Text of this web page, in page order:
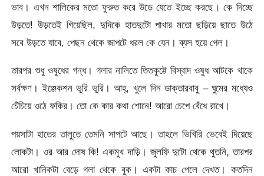
ভাব। এখন শালিকের মতো ফুরুত করে উড়ে যেতে ইচ্ছে করছে। কে দিচ্ছে
উড়তে! উড়তেই গিয়েছিল, দুদিকে হাতদুটো পাখার মতো ছড়িয়ে ছাতে উঠে
সবে উড়তে যাবে, পেছন থেকে জাপটে ধরল কে যেন। ব্যস হয়ে গেল।
তারপর শুধু ওষুধের গন্ধ। গলার নালিতে তিতকুট্টে বিস্বাদ ওষুধ আটকে থাকে
সর্বক্ষণ। ইঞ্জেকশন ভূরি ভূরি। আহ্, খুলে দিন ডাক্তারবাবু – ঘুমের মধ্যেও
চেঁচিয়ে ওঠে ফকির। তো কে কার কথা শোনে! আরো চেপে বেঁধে রাখে।
পয়সাটা হাতের তালুতে তেমনি সাপটে আছে। তাহলে ভিখিরি ভেবেই দিয়েছে
লোকটা। ওর আর দোষ কি! একমুখ দাড়ি। জুলফি দুটো থেকে থুতনি, তারপর
আরো খানিকটা বেড়ে গলা থেকে বুক। একটা কাচ পেলে দেখত। কতদিন